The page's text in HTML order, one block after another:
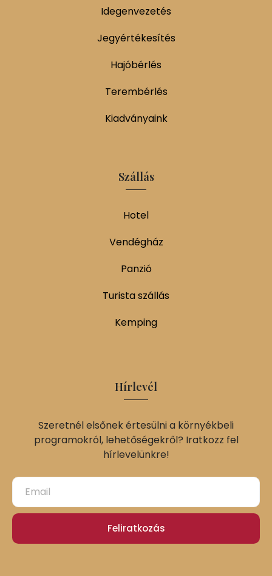
Idegenvezetés
Jegyértékesítés
Hajóbérlés
Terembérlés
Kiadványaink
Szállás
Hotel
Vendégház
Panzió
Turista szállás
Kemping
Hírlevél
Szeretnél elsőnek értesülni a környékbeli
programokról, lehetőségekről? Iratkozz fel
hírlevelünkre!
Feliratkozás